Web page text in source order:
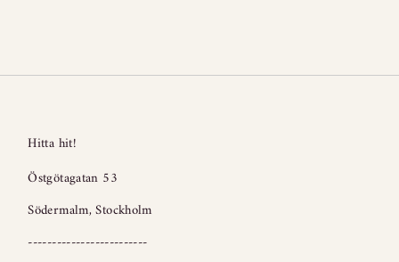
Hitta hit!
Östgötagatan 53
Södermalm, Stockholm
-------------------------